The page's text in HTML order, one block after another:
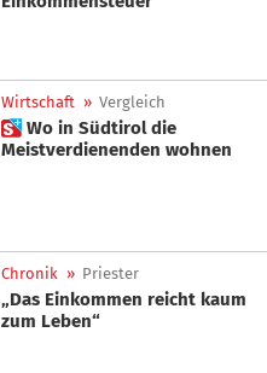
Wirtschaft » Vergleich
 Wo in Südtirol die
Meistverdienenden wohnen
Chronik » Priester
„Das Einkommen reicht kaum
zum Leben“